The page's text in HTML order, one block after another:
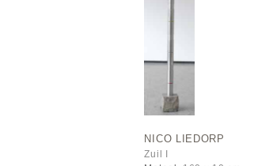
NICO LIEDORP
Zuil I